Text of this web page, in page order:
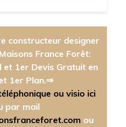
constructeur designer
France Forêt:
et 1er Devis Gratuit en
1er Plan.⇒
ou visio ici
par mail
ou